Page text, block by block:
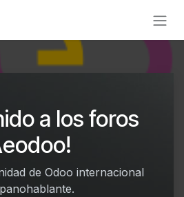
a los foros
de Odoo internacional